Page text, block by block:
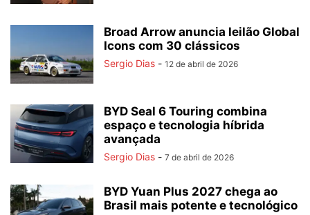
Broad Arrow anuncia leilão Global
Icons com 30 clássicos
Sergio Dias - 12 de abril de 2026
BYD Seal 6 Touring combina
espaço e tecnologia híbrida
avançada
Sergio Dias - 7 de abril de 2026
BYD Yuan Plus 2027 chega ao
Brasil mais potente e tecnológico